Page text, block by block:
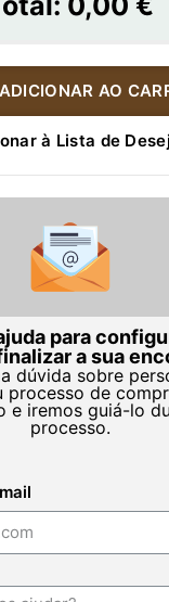
ADICIONAR AO
à Lista de
para
a sua
dúvida sobre
processo de
e iremos guiá-lo
processo.